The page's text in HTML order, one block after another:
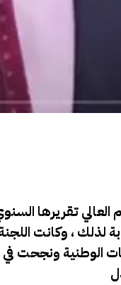
تقريرها
لذلك ، وكانت
ونجحت